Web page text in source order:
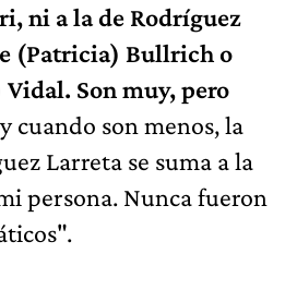
ni a la de Rodríguez
(Patricia) Bullrich o
Son muy, pero
cuando son menos, la
Larreta se suma a la
persona. Nunca fueron